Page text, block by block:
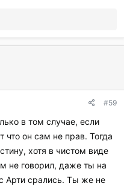
#59
в том случае, если
что он сам не прав. Тогда
хотя в чистом виде
не говорил, даже ты на
Арти срались. Ты же не